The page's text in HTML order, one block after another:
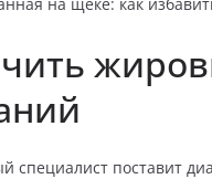
специалист поставит